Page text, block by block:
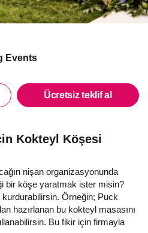
Events
Ücretsiz teklif al
Kokteyl Köşesi
nişan organizasyonunda
bir köşe yaratmak ister misin?
Örneğin; Puck
hazırlanan bu kokteyl masasını
Bu fikir için firmayla